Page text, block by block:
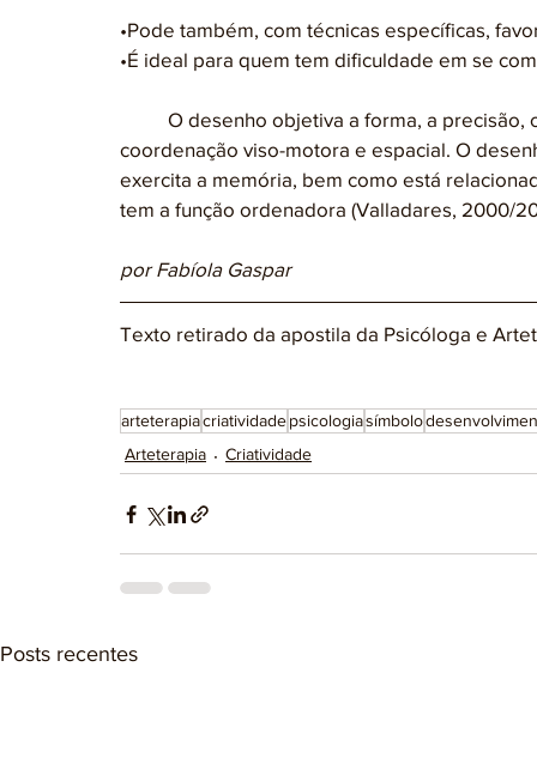
•Pode também, com técnicas específicas,
•É ideal para quem tem dificuldade em se
coordenação viso-motora e espacial. O
exercita a memória, bem como está
tem a função ordenadora (Valladares, 2000/
por Fabíola Gaspar
Texto retirado da apostila da Psicóloga e
arteterapiacriatividadepsicologiasímbolo
Arteterapia
Criatividade
Posts recentes